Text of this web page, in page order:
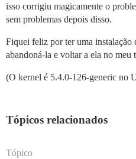
isso corrigiu magicamente o
sem problemas depois disso.
Fiquei feliz por ter uma instalação
abandoná-la e voltar a ela no meu
(O kernel é 5.4.0-126-generic no
Tópicos relacionados
Tópico